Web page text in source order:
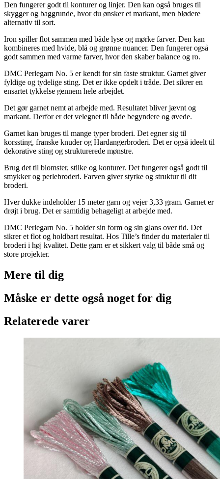
Den fungerer godt til konturer og linjer. Den kan også bruges til
skygger og baggrunde, hvor du ønsker et markant, men blødere
alternativ til sort.
Iron spiller flot sammen med både lyse og mørke farver. Den kan
kombineres med hvide, blå og grønne nuancer. Den fungerer også
godt sammen med varme farver, hvor den skaber balance og ro.
DMC Perlegarn No. 5 er kendt for sin faste struktur. Garnet giver
fyldige og tydelige sting. Det er ikke opdelt i tråde. Det sikrer en
ensartet tykkelse gennem hele arbejdet.
Det gør garnet nemt at arbejde med. Resultatet bliver jævnt og
markant. Derfor er det velegnet til både begyndere og øvede.
Garnet kan bruges til mange typer broderi. Det egner sig til
korssting, franske knuder og Hardangerbroderi. Det er også ideelt til
dekorative sting og strukturerede mønstre.
Brug det til blomster, stilke og konturer. Det fungerer også godt til
smykker og perlebroderi. Farven giver styrke og struktur til dit
broderi.
Hver dukke indeholder 15 meter garn og vejer 3,33 gram. Garnet er
drøjt i brug. Det er samtidig behageligt at arbejde med.
DMC Perlegarn No. 5 holder sin form og sin glans over tid. Det
sikrer et flot og holdbart resultat. Hos Tille’s finder du materialer til
broderi i høj kvalitet. Dette garn er et sikkert valg til både små og
store projekter.
Mere til dig
Måske er dette også noget for dig
Relaterede varer